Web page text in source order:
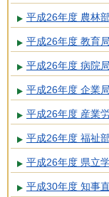
平成26年度 農林
平成26年度 教育
平成26年度 病院
平成26年度 企業
平成26年度 産業
平成26年度 福祉
平成26年度 県立
平成30年度 知事